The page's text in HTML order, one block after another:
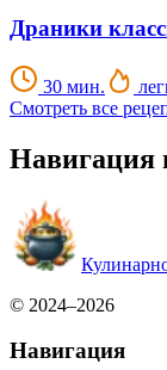
Драники
30 мин.
Смотреть все
Навигация
© 2024–2026
Навигация